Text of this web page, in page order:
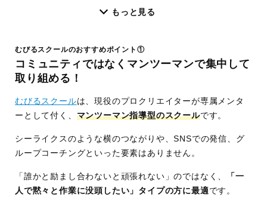
ポートフォリオ制作など
受講ス
オンライン
Adobe After Effect/Adobe Premiere Pro/Adobe
オンライン研修：毎週1回(2時間/回・全12回)
学習期
間
プレミアプロ(Premiere Pro)基礎コース：1ヵ月
ウェディング案件コース(Pr基礎コース追加オ
もっと見る
むびるスクールのおすすめポイント①
コミュニティではなくマンツーマンで集中して
取り組める！
むびるスクールは、現役のプロクリエイターが専属メンタ
ーとして付く、 マンツーマン指導型のスクールです。
シーライクスのような横のつながりや、SNSでの発信、グ
ループコーチングといった要素はありません。
「誰かと励まし合わないと頑張れない」のではなく、
「一
人で黙々と作業に没頭したい」タイプの方に最適です。